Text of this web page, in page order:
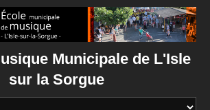
Municipale de L'Isle
sur la Sorgue